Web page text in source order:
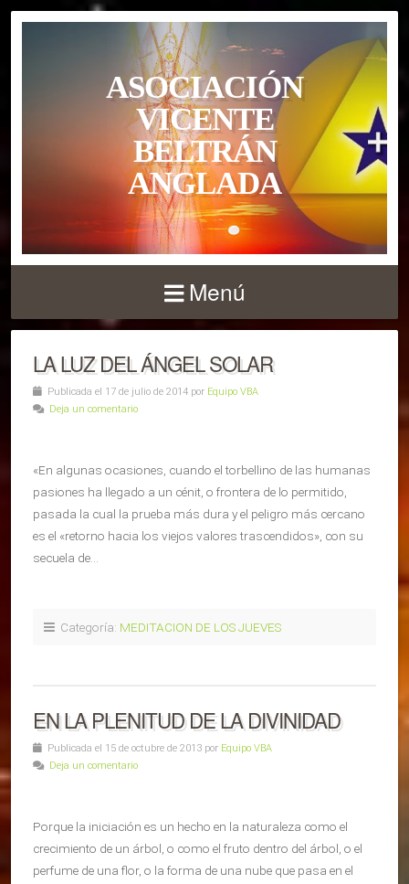
ASOCIACIÓN
VICENTE
BELTRÁN
ANGLADA
Menú
LA LUZ DEL ÁNGEL SOLAR
Publicada el 17 de julio de 2014 por Equipo VBA
Deja un comentario
«En algunas ocasiones, cuando el torbellino de las humanas
pasiones ha llegado a un cénit, o frontera de lo permitido,
pasada la cual la prueba más dura y el peligro más cercano
es el «retorno hacia los viejos valores trascendidos», con su
secuela de…
Categoría: MEDITACION DE LOS JUEVES
EN LA PLENITUD DE LA DIVINIDAD
Publicada el 15 de octubre de 2013 por Equipo VBA
Deja un comentario
Porque la iniciación es un hecho en la naturaleza como el
crecimiento de un árbol, o como el fruto dentro del árbol, o el
perfume de una flor, o la forma de una nube que pasa en el